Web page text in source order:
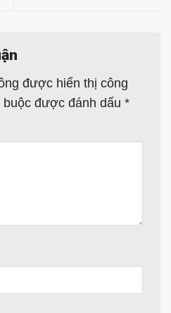
được hiển thị công
được đánh dấu *